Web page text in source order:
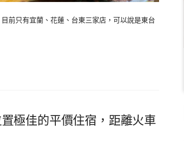
前只有宜蘭、花蓮、台東三家店，可以說是東台
極佳的平價住宿，距離火車